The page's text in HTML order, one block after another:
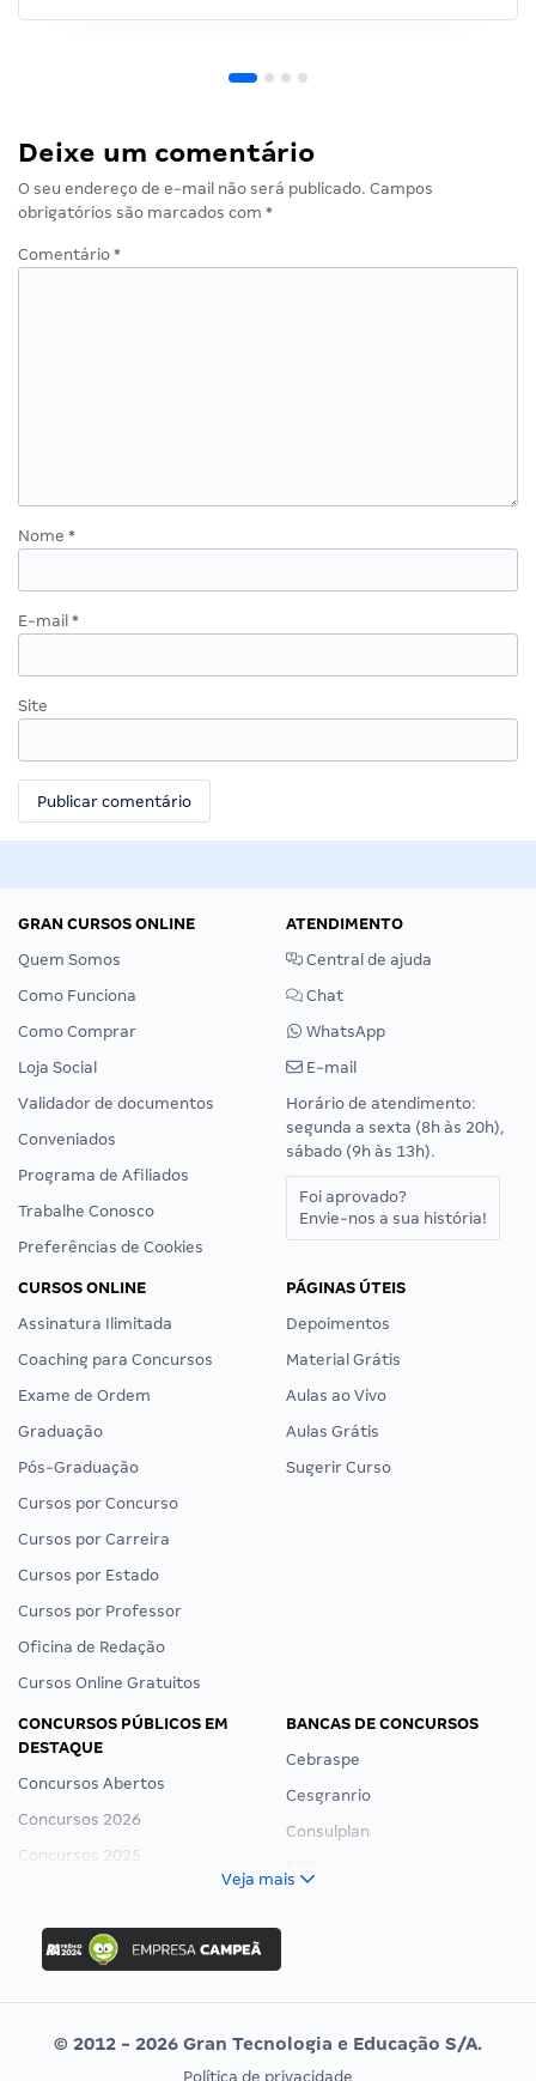
Deixe um comentário
O seu endereço de e-mail não será publicado. Campos
obrigatórios são marcados com *
Comentário *
Nome *
E-mail *
Site
GRAN CURSOS ONLINE
Quem Somos
Como Funciona
Como Comprar
Loja Social
Validador de documentos
Conveniados
Programa de Afiliados
Trabalhe Conosco
Preferências de Cookies
ATENDIMENTO
Central de ajuda
Chat
WhatsApp
E-mail
Horário de atendimento:
segunda a sexta (8h às 20h),
sábado (9h às 13h).
Foi aprovado?
Envie-nos a sua história!
CURSOS ONLINE
Assinatura Ilimitada
Coaching para Concursos
Exame de Ordem
Graduação
Pós-Graduação
Cursos por Concurso
Cursos por Carreira
Cursos por Estado
Cursos por Professor
Oficina de Redação
Cursos Online Gratuitos
PÁGINAS ÚTEIS
Depoimentos
Material Grátis
Aulas ao Vivo
Aulas Grátis
Sugerir Curso
CONCURSOS PÚBLICOS EM
DESTAQUE
Concursos Abertos
Concursos 2026
Concursos 2025
Concurso Ibama
Concurso MPU
Editais publicados
BANCAS DE CONCURSOS
Cebraspe
Cesgranrio
Consulplan
Vunesp
Veja mais
© 2012 - 2026 Gran Tecnologia e Educação S/A.
Política de privacidade